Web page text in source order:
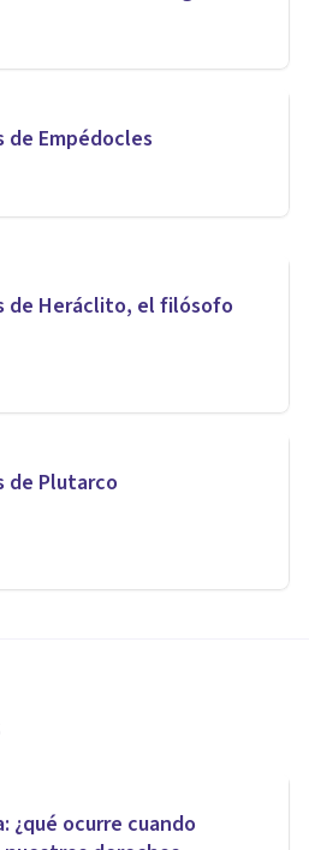
de Empédocles
frases de
de Heráclito, el filósofo
de Plutarco
¿qué ocurre cuando